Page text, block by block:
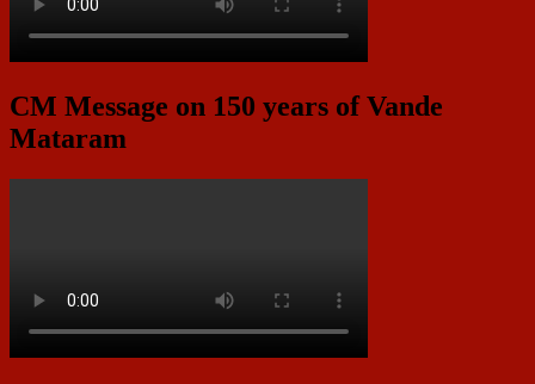
CM Message on 150 years of Vande
Mataram